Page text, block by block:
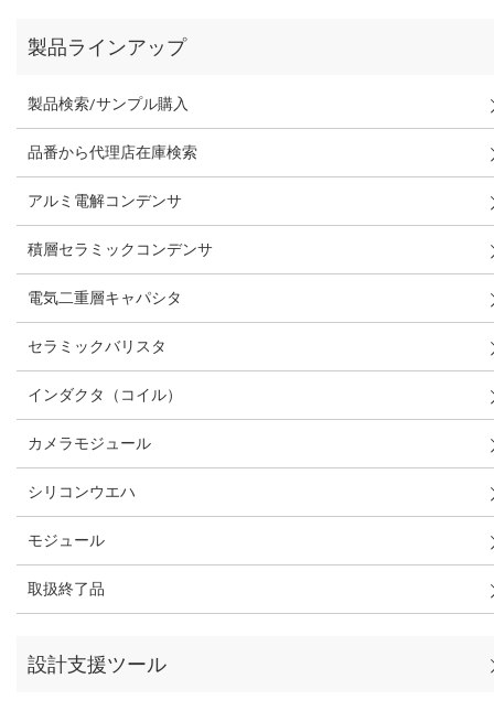
製品ラインアップ
製品検索/サンプル購入
品番から代理店在庫検索
アルミ電解コンデンサ
積層セラミックコンデンサ
電気二重層キャパシタ
セラミックバリスタ
インダクタ（コイル）
カメラモジュール
シリコンウエハ
モジュール
取扱終了品
設計支援ツール